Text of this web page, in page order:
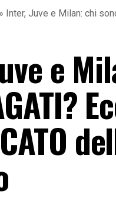
» Inter, Juve e Milan: chi
e